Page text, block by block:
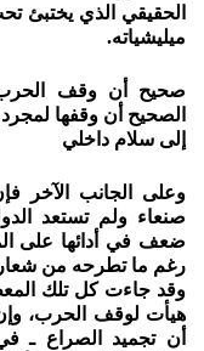
الحقيقي الذي يختبئ
ميليشياته.
صحيح أن وقف الحرب
الصحيح أن وقفها لمجرد
إلى سلام داخلي
وعلى الجانب الآخر
صنعاء ولم تستعد
ضعف في أدائها على
رغم ما تطرحه من
وقد جاءت كل تلك
هيأت لوقف الحرب،
أن تجميد الصراع ـ